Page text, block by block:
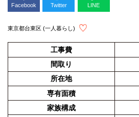
Facebook Twitter LINE
東京都台東区 (一人暮らし)
工事費
間取り
所在地
専有面積
家族構成